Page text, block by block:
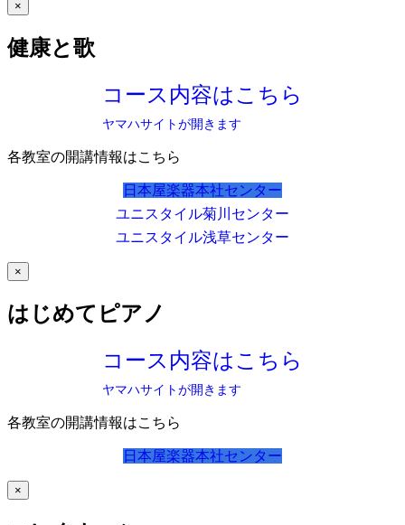
×
健康と歌
コース内容はこちら
ヤマハサイトが開きます
各教室の開講情報はこちら
日本屋楽器本社センター
ユニスタイル菊川センター
ユニスタイル浅草センター
×
はじめてピアノ
コース内容はこちら
ヤマハサイトが開きます
各教室の開講情報はこちら
日本屋楽器本社センター
×